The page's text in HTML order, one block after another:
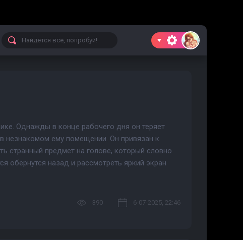
Однажды в конце рабочего дня он теряет
незнакомом ему помещении. Он привязан к
странный предмет на голове, который словно
обернутся назад и рассмотреть яркий экран
390 6-07-2025, 22:46